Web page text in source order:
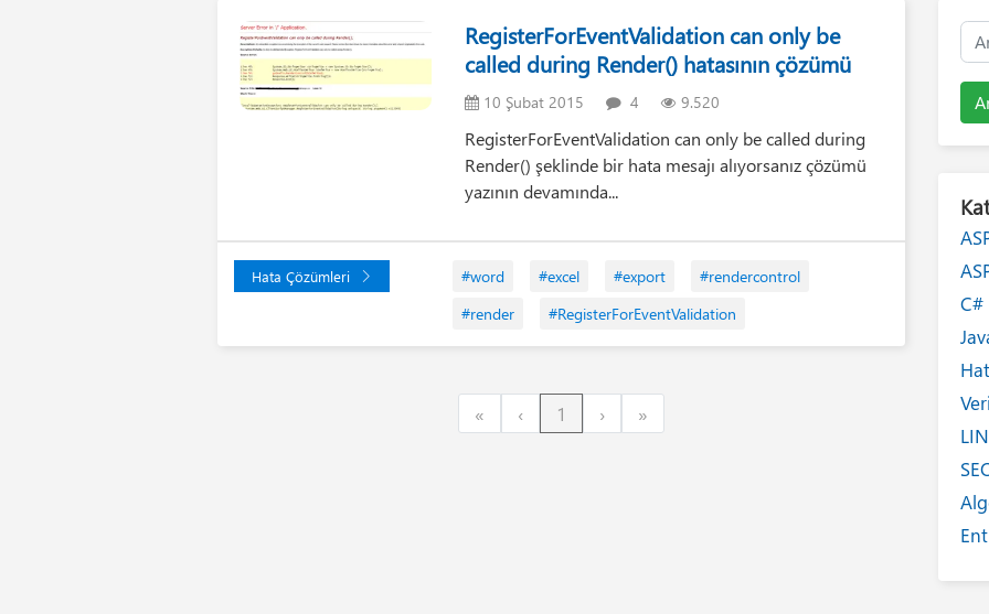
RegisterForEventValidation can only be
called during Render() hatasının çözümü
10 Şubat 2015 4 9.520
RegisterForEventValidation can only be called during
Render() şeklinde bir hata mesajı alıyorsanız çözümü
yazının devamında...
Hata Çözümleri #word #excel #export
#rendercontrol
#render
#RegisterForEventValidation
« ‹Previous
1 ›Next»
C#